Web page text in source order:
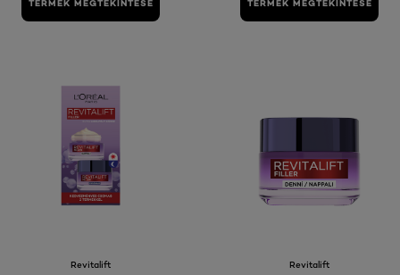
TERMÉK MEGTEKINTÉSE TERMÉK MEGTEKINTÉSE
Revitalift Revitalift